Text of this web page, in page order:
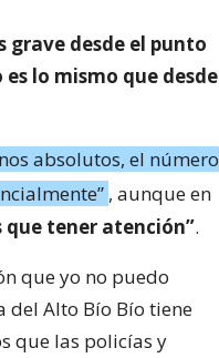
grave desde el punto
lo mismo que desde
absolutos, el número
, aunque en
tener atención”.
que yo no puedo
del Alto Bío Bío tiene
que las policías y